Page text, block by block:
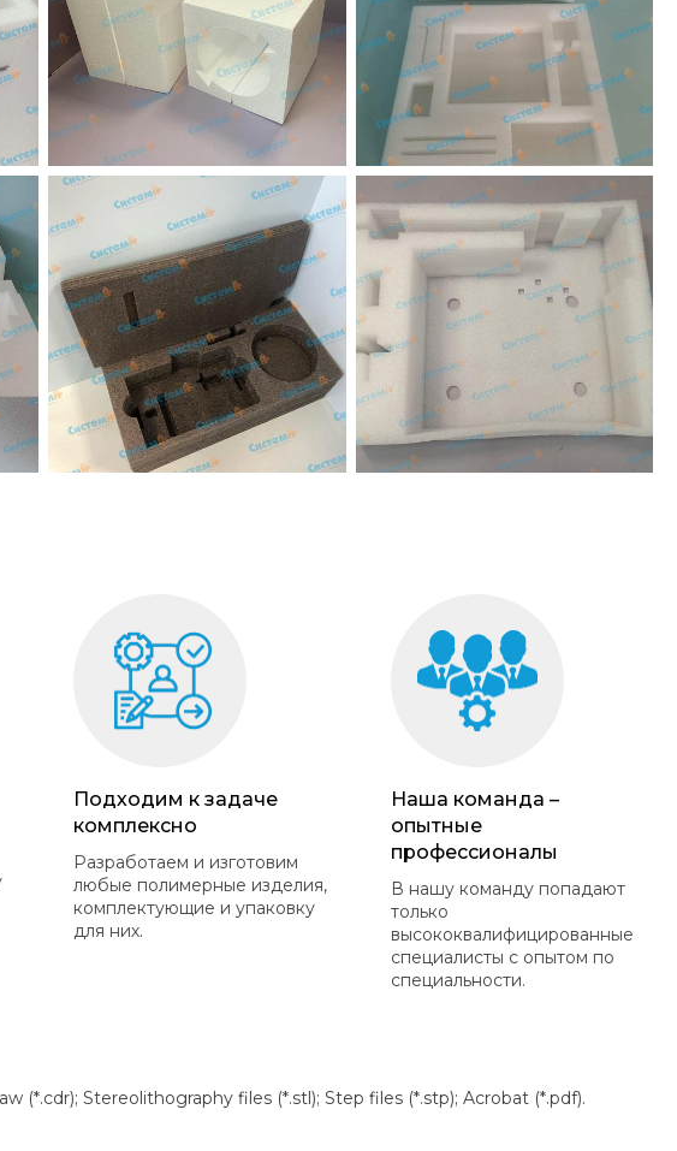
Подходим к задаче
комплексно
Разработаем и изготовим
любые полимерные изделия,
комплектующие и упаковку
для них.
Наша команда –
опытные
профессионалы
В нашу команду попадают
только
высококвалифицированные
специалисты с опытом по
специальности.
(*.cdr); Stereolithography files (*.stl); Step files (*.stp); Acrobat (*.pdf).